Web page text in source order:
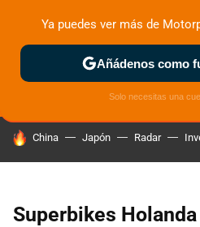
ZONA DE PRUEBAS
HOY SE HABLA DE
China Japón Radar
Superbikes
Ya puedes ver más de
Añádenos como
Solo necesitas una